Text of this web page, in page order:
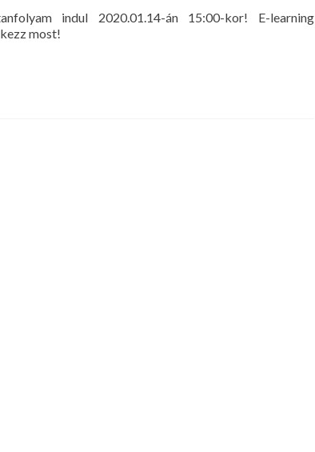
indul 2020.01.14-án 15:00-kor! E-learning
most!